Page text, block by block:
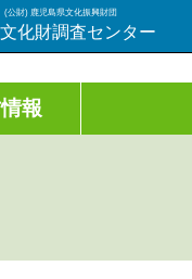
(公財) 鹿児島県文化振興財団
化財調査センター
報